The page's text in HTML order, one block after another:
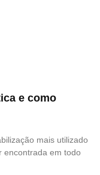
e como
mais utilizado
encontrada em todo